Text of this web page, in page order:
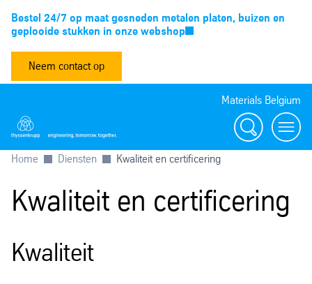
Bestel 24/7 op maat gesneden metalen platen, buizen en
geplooide stukken in onze webshop
Neem contact op
Materials Belgium
Zoeken Menu
Home Diensten Kwaliteit en certificering
Kwaliteit en certificering
Kwaliteit